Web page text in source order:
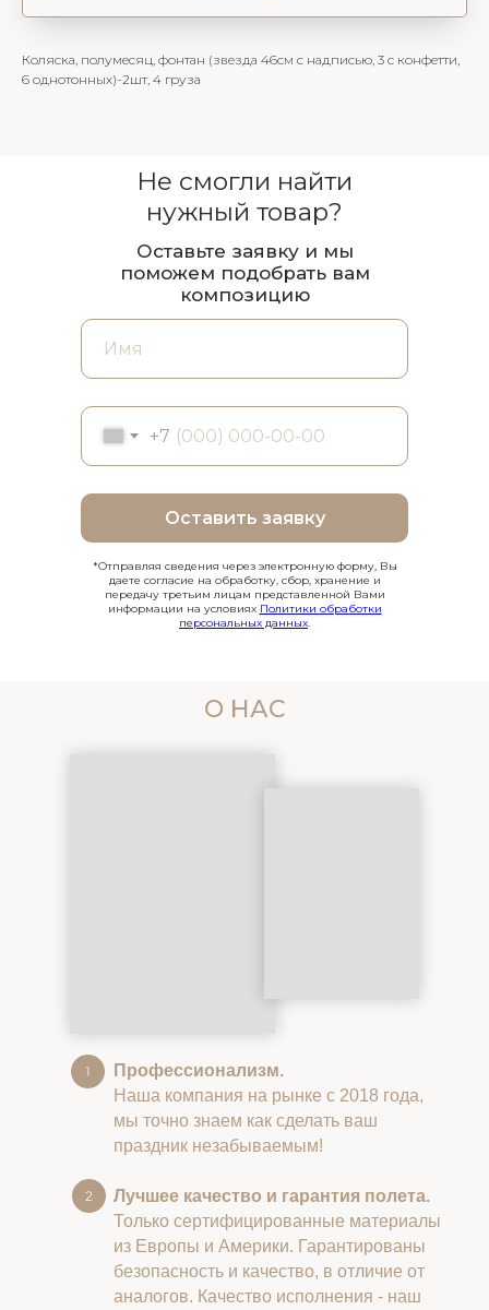
Коляска, полумесяц, фонтан (звезда 46см с надписью, 3 с конфетти,
6 однотонных)-2шт, 4 груза
+7
Оставить заявку
Не смогли найти
нужный товар?
Оставьте заявку и мы
поможем подобрать вам
композицию
*Отправляя сведения через электронную форму, Вы
даете согласие на обработку, сбор, хранение и
передачу третьим лицам представленной Вами
информации на условиях Политики обработки
персональных данных.
О НАС
Профессионализм.
Наша компания на рынке с 2018 года,
мы точно знаем как сделать ваш
праздник незабываемым!
Лучшее качество и гарантия полета.
Только сертифицированные материалы
из Европы и Америки. Гарантированы
безопасность и качество, в отличие от
аналогов. Качество исполнения - наш